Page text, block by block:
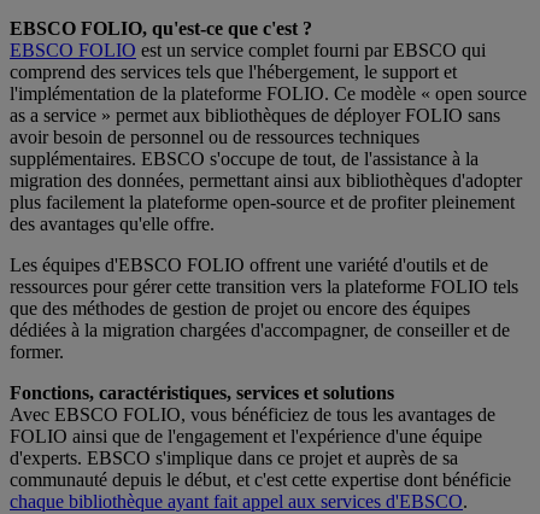
EBSCO FOLIO, qu'est-ce que c'est ?
EBSCO FOLIO est un service complet fourni par EBSCO qui
comprend des services tels que l'hébergement, le support et
l'implémentation de la plateforme FOLIO. Ce modèle « open source
as a service » permet aux bibliothèques de déployer FOLIO sans
avoir besoin de personnel ou de ressources techniques
supplémentaires. EBSCO s'occupe de tout, de l'assistance à la
migration des données, permettant ainsi aux bibliothèques d'adopter
plus facilement la plateforme open-source et de profiter pleinement
des avantages qu'elle offre.
Les équipes d'EBSCO FOLIO offrent une variété d'outils et de
ressources pour gérer cette transition vers la plateforme FOLIO tels
que des méthodes de gestion de projet ou encore des équipes
dédiées à la migration chargées d'accompagner, de conseiller et de
former.
Fonctions, caractéristiques, services et solutions
Avec EBSCO FOLIO, vous bénéficiez de tous les avantages de
FOLIO ainsi que de l'engagement et l'expérience d'une équipe
d'experts. EBSCO s'implique dans ce projet et auprès de sa
communauté depuis le début, et c'est cette expertise dont bénéficie
chaque bibliothèque ayant fait appel aux services d'EBSCO.